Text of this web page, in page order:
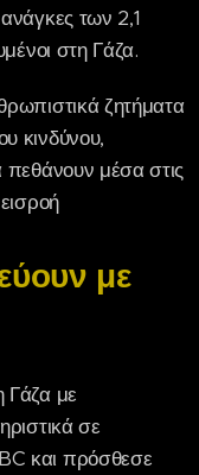
των 2,1
στη Γάζα.
ζητήματα
κινδύνου,
μέσα στις
με
Γάζα με
σε
και πρόσθεσε